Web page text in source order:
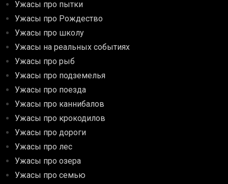
Ужасы про пытки
Ужасы про Рождество
Ужасы про школу
Ужасы на реальных событиях
Ужасы про рыб
Ужасы про подземелья
Ужасы про поезда
Ужасы про каннибалов
Ужасы про крокодилов
Ужасы про дороги
Ужасы про лес
Ужасы про озера
Ужасы про семью